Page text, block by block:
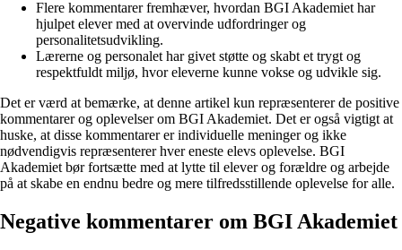
Flere kommentarer fremhæver, hvordan BGI Akademiet har
hjulpet elever med at overvinde udfordringer og
personalitetsudvikling.
Lærerne og personalet har givet støtte og skabt et trygt og
respektfuldt miljø, hvor eleverne kunne vokse og udvikle sig.
Det er værd at bemærke, at denne artikel kun repræsenterer de positive
kommentarer og oplevelser om BGI Akademiet. Det er også vigtigt at
huske, at disse kommentarer er individuelle meninger og ikke
nødvendigvis repræsenterer hver eneste elevs oplevelse. BGI
Akademiet bør fortsætte med at lytte til elever og forældre og arbejde
på at skabe en endnu bedre og mere tilfredsstillende oplevelse for alle.
Negative kommentarer om BGI Akademiet